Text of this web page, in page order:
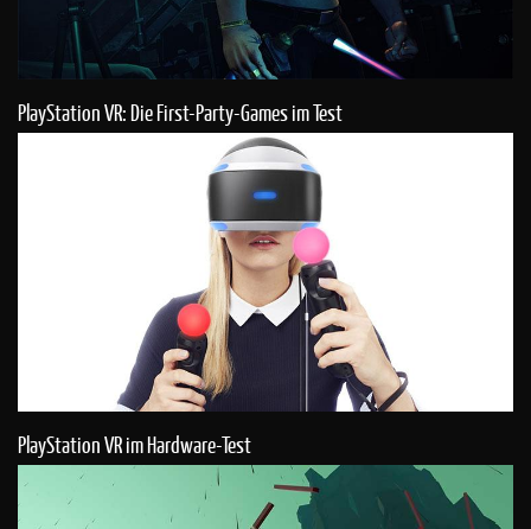
PlayStation VR: Die First-Party-Games im Test
PlayStation VR im Hardware-Test